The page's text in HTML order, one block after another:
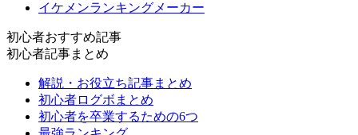
イケメンランキングメーカー
初心者おすすめ記事
初心者記事まとめ
解説・お役立ち記事まとめ
初心者ログボまとめ
初心者を卒業するための6つ